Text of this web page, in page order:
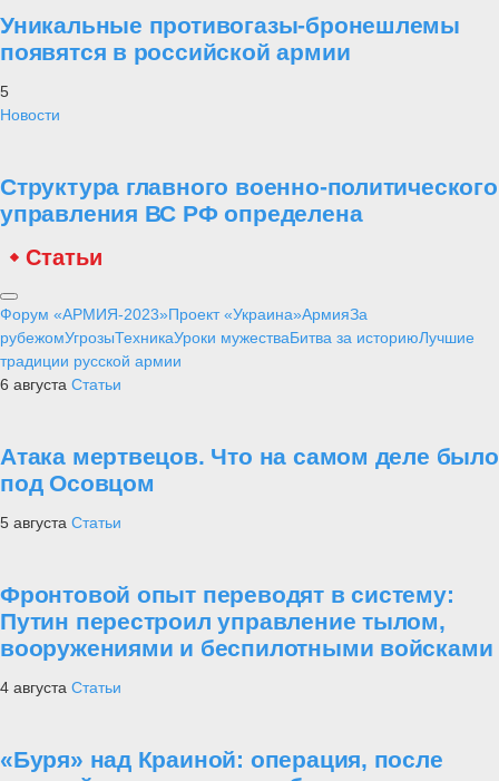
Уникальные противогазы-бронешлемы
появятся в российской армии
5
Новости
Структура главного военно-политического
управления ВС РФ определена
Статьи
Форум «АРМИЯ-2023»Проект «Украина»АрмияЗа
рубежомУгрозыТехникаУроки мужестваБитва за историюЛучшие
традиции русской армии
6 августа Статьи
Атака мертвецов. Что на самом деле было
под Осовцом
5 августа Статьи
Фронтовой опыт переводят в систему:
Путин перестроил управление тылом,
вооружениями и беспилотными войсками
4 августа Статьи
«Буря» над Краиной: операция, после